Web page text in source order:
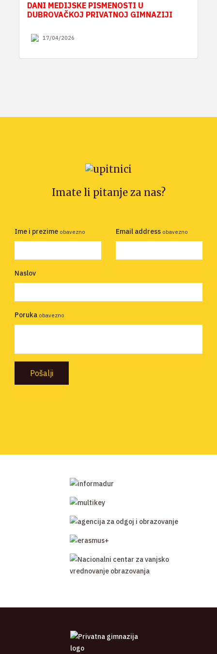
DANI MEDIJSKE PISMENOSTI U
DUBROVAČKOJ PRIVATNOJ GIMNAZIJI
17/04/2026
Imate li pitanje za nas?
Ime i prezime obavezno Email address obavezno
Naslov
Poruka obavezno
Pošalji